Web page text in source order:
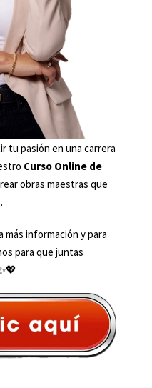
tu pasión en una carrera
Curso Online de
obras maestras que
más información y para
para que juntas